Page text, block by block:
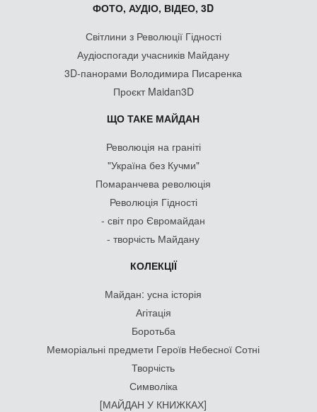
ФОТО, АУДІО, ВІДЕО, 3D
Світлини з Революції Гідності
Аудіоспогади учасників Майдану
3D-панорами Володимира Писаренка
Проєкт Maidan3D
ЩО ТАКЕ МАЙДАН
Революція на граніті
"Україна без Кучми"
Помаранчева революція
Революція Гідності
- світ про Євромайдан
- творчість Майдану
КОЛЕКЦІЇ
Майдан: усна історія
Агітація
Боротьба
Меморіальні предмети Героїв Небесної Сотні
Творчість
Символіка
[МАЙДАН У КНИЖКАХ]